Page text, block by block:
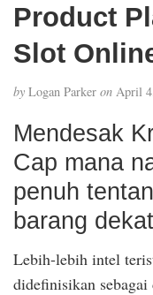
Product
Slot
by Logan Parker on April
Mendesak
Cap mana
penuh
barang
Lebih-lebih intel
didefinisikan